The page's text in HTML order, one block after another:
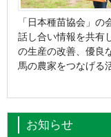
「日本種苗協会」
話し合い情報を共有
の生産の改善、優良
馬の農家をつなげる
お知らせ